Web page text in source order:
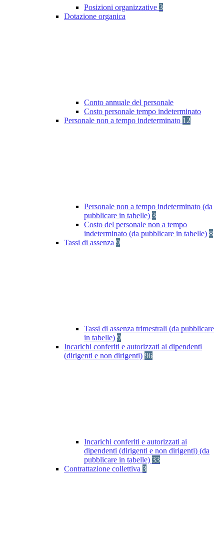
Posizioni organizzative 3
Dotazione organica
Conto annuale del personale
Costo personale tempo indeterminato
Personale non a tempo indeterminato 12
Personale non a tempo indeterminato (da
pubblicare in tabelle) 3
Costo del personale non a tempo
indeterminato (da pubblicare in tabelle) 8
Tassi di assenza 9
Tassi di assenza trimestrali (da pubblicare
in tabelle) 9
Incarichi conferiti e autorizzati ai dipendenti
(dirigenti e non dirigenti) 96
Incarichi conferiti e autorizzati ai
dipendenti (dirigenti e non dirigenti) (da
pubblicare in tabelle) 33
Contrattazione collettiva 3